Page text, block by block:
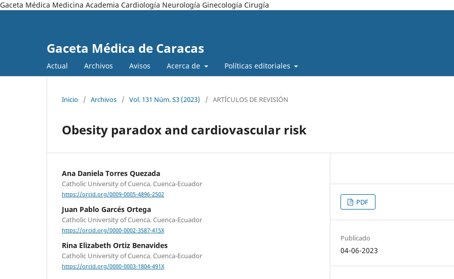
Gaceta Médica Medicina Academia Cardiología Neurología Ginecología Cirugía
Gaceta Médica de Caracas
Actual Archivos Avisos Acerca de Políticas editoriales
Inicio / Archivos / Vol. 131 Núm. S3 (2023) / ARTÍCULOS DE REVISIÓN
Obesity paradox and cardiovascular risk
Ana Daniela Torres Quezada
Catholic University of Cuenca. Cuenca-Ecuador
https://orcid.org/0009-0005-4896-2502
Juan Pablo Garcés Ortega
Catholic University of Cuenca. Cuenca-Ecuador
https://orcid.org/0000-0002-3587-415X
Rina Elizabeth Ortiz Benavides
Catholic University of Cuenca. Cuenca-Ecuador
https://orcid.org/0000-0003-1804-491X
PDF
Publicado
04-06-2023